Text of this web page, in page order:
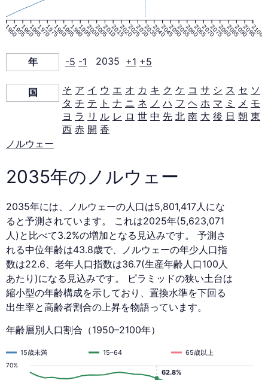
ミ
ッ
ド
2035
年
1950195519601965197019751980198519901995200020052010201520202025203020352040204520502055206020652070207520802085209020952100
年 -5 -1 2035 +1 +5
国 そ ア イ ウ エ オ カ キ ク ケ コ サ シ ス セ ソ
タ チ テ ト ナ ニ ネ ノ ハ フ ヘ ホ マ ミ メ モ
ヨ ラ リ ル レ ロ 世 中 先 北 南 大 後 日 朝 東
西 赤 開 香
ノルウェー
2035年のノルウェー
2035年には、ノルウェーの人口は5,801,417人にな
ると予測されています。 これは2025年(5,623,071
人)と比べて3.2%の増加となる見込みです。 予測さ
れる中位年齢は43.8歳で、ノルウェーの年少人口指
数は22.6、老年人口指数は36.7(生産年齢人口100人
あたり)になる見込みです。 ピラミッドの狭い土台は
縮小型の年齢構成を示しており、置換水準を下回る
出生率と高齢者割合の上昇を物語っています。
年齢層別人口割合（1950–2100年）
70%
15歳未満 15–64 65歳以上
62.8%